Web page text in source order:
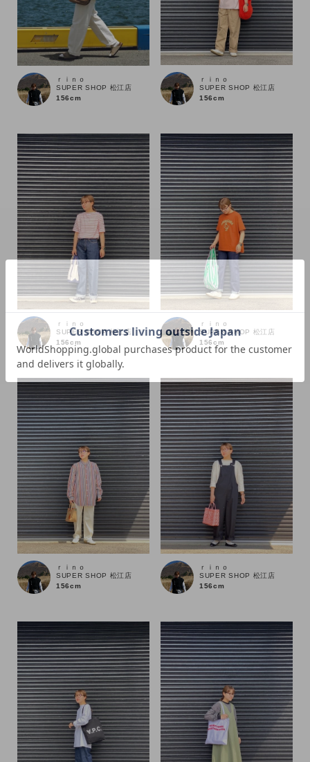
カラー
価格
商品タイプ
通常商品 予約商品
セール価格 WEB限定
在庫あり 在庫なし含む
ｒｉｎｏ
SUPER SHOP 松江店
156cm
ｒｉｎｏ
SUPER SHOP 松江店
156cm
ｒｉｎｏ
SUPER SHOP 松江店
156cm
ｒｉｎｏ
SUPER SHOP 松江店
156cm
ｒｉｎｏ
SUPER SHOP 松江店
156cm
ｒｉｎｏ
SUPER SHOP 松江店
156cm